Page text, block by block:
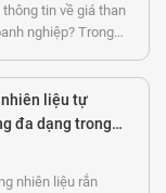
tin về giá than
nghiệp? Trong
bắt được giá
tìm nhà cung cấp
chốt giúp doanh
mới nhất về giá
cung ứng chất
liệu tự
đa dạng trong
nhiên liệu rắn